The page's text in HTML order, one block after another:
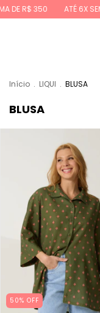
ATÉ 6X SEM JUROS
Início . LIQUI . BLUSA
BLUSA
50% OFF